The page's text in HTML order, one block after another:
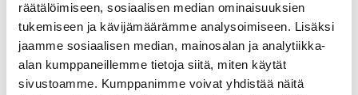
räätälöimiseen, sosiaalisen median ominaisuuksien
tukemiseen ja kävijämäärämme analysoimiseen. Lisäksi
jaamme sosiaalisen median, mainosalan ja analytiikka-
alan kumppaneillemme tietoja siitä, miten käytät
sivustoamme. Kumppanimme voivat yhdistää näitä
Jaa tapahtuma:
Facebook
Twitter